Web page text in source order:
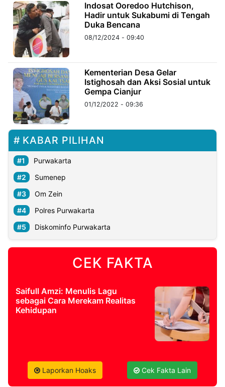
Indosat Ooredoo Hutchison,
Hadir untuk Sukabumi di Tengah
Duka Bencana
08/12/2024 - 09:40
Kementerian Desa Gelar
Istighosah dan Aksi Sosial untuk
Gempa Cianjur
01/12/2022 - 09:36
KABAR PILIHAN
Purwakarta
Sumenep
Om Zein
Polres Purwakarta
Diskominfo Purwakarta
CEK FAKTA
Saifull Amzi: Menulis Lagu
sebagai Cara Merekam Realitas
Kehidupan
Laporkan Hoaks Cek Fakta Lain